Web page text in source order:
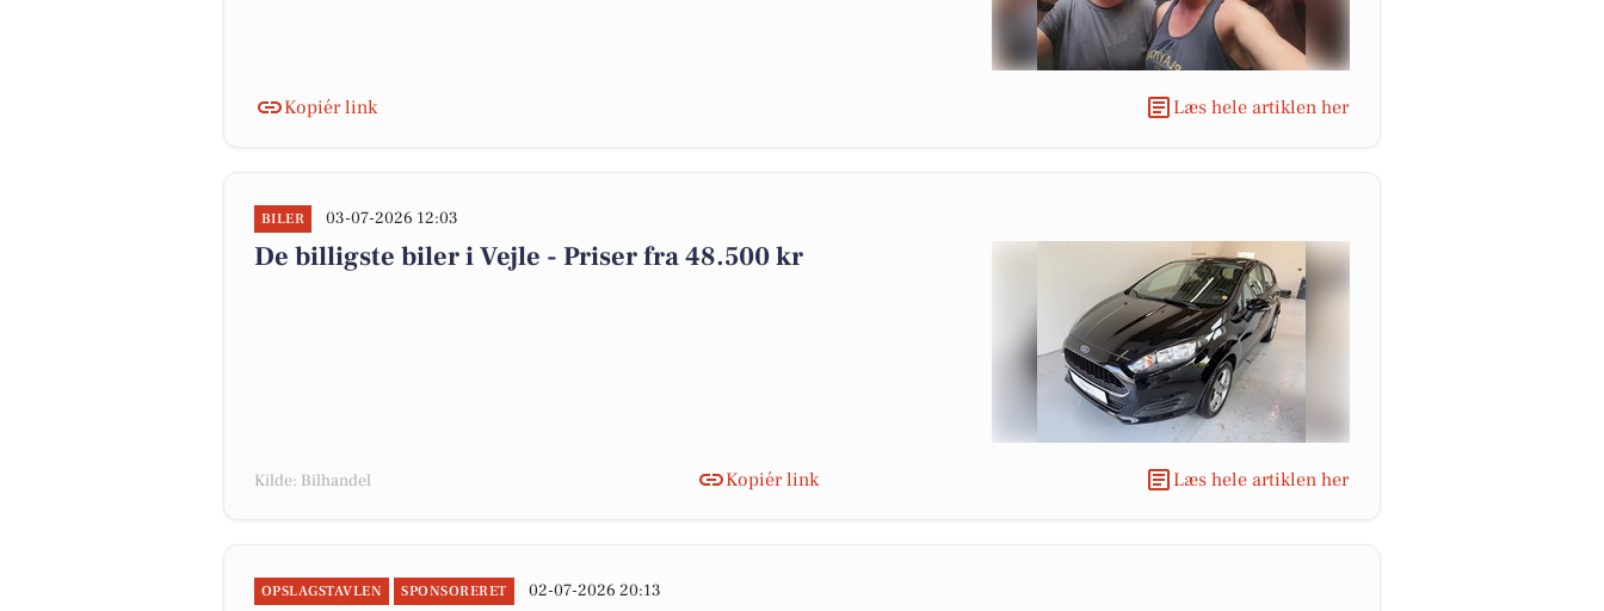
Kopiér link Læs hele artiklen her
BILER 03-07-2026 12:03
De billigste biler i Vejle - Priser fra 48.500 kr
Kilde: Bilhandel Kopiér link Læs hele artiklen her
OPSLAGSTAVLEN SPONSORERET 02-07-2026 20:13